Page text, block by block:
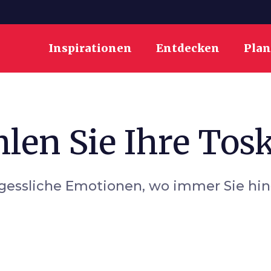
Inspirationen Entdecken
Sie Ihre
Emotionen, wo immer Sie